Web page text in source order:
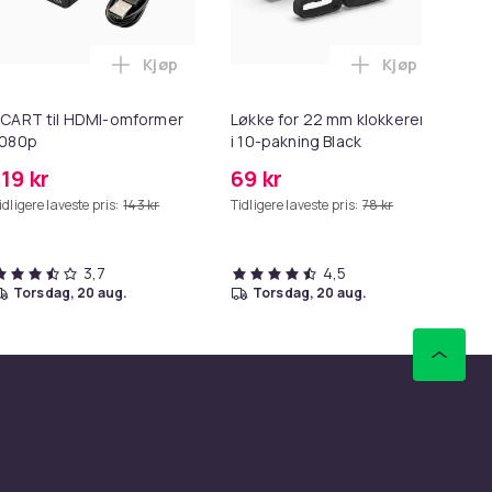
Oil i handlekurven
- MagSafe Gen 2 - 45W i handlekurven
27,5g - Dark Brown - Mørkebrun i handlekurven
til HDMI-omformer
kr
laveste pris: 143 kr
Legg SCART til HDMI-omformer 1080p i
Kjøp
3,7
torsdag, 20 aug.
Løkke for 22 mm klokkerem
i 10-pakning Black
69 kr
Tidligere laveste pris: 78 kr
Legg Løkke
Kjøp
4,5
torsdag, 20 aug.